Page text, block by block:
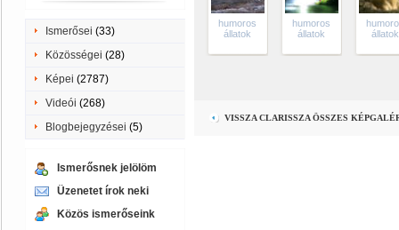
Ismerősei (33)
Közösségei (28)
Képei (2787)
Videói (268)
Blogbejegyzései (5)
Ismerősnek jelölöm
Üzenetet írok neki
Közös ismerőseink
humoros
állatok
humoros
állatok
állatok
VISSZA CLARISSZA ÖSSZES